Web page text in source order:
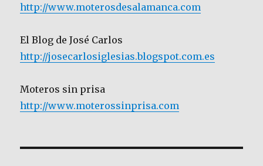
http://www.moterosdesalamanca.com
El Blog de José Carlos
http://josecarlosiglesias.blogspot.com.es
Moteros sin prisa
http://www.moterossinprisa.com